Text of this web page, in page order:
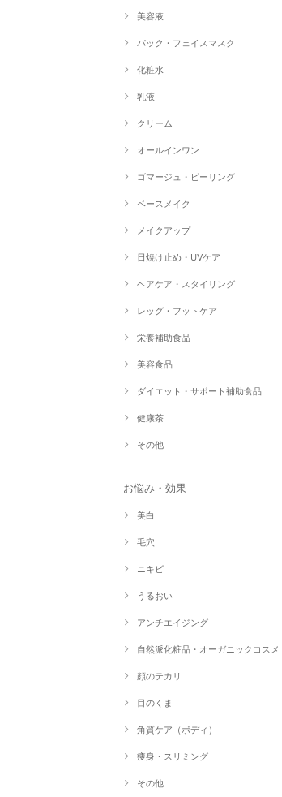
美容液
パック・フェイスマスク
化粧水
乳液
クリーム
オールインワン
ゴマージュ・ピーリング
ベースメイク
メイクアップ
日焼け止め・UVケア
ヘアケア・スタイリング
レッグ・フットケア
栄養補助食品
美容食品
ダイエット・サポート補助食品
健康茶
その他
お悩み・効果
美白
毛穴
ニキビ
うるおい
アンチエイジング
自然派化粧品・オーガニックコスメ
顔のテカリ
目のくま
角質ケア（ボディ）
痩身・スリミング
その他